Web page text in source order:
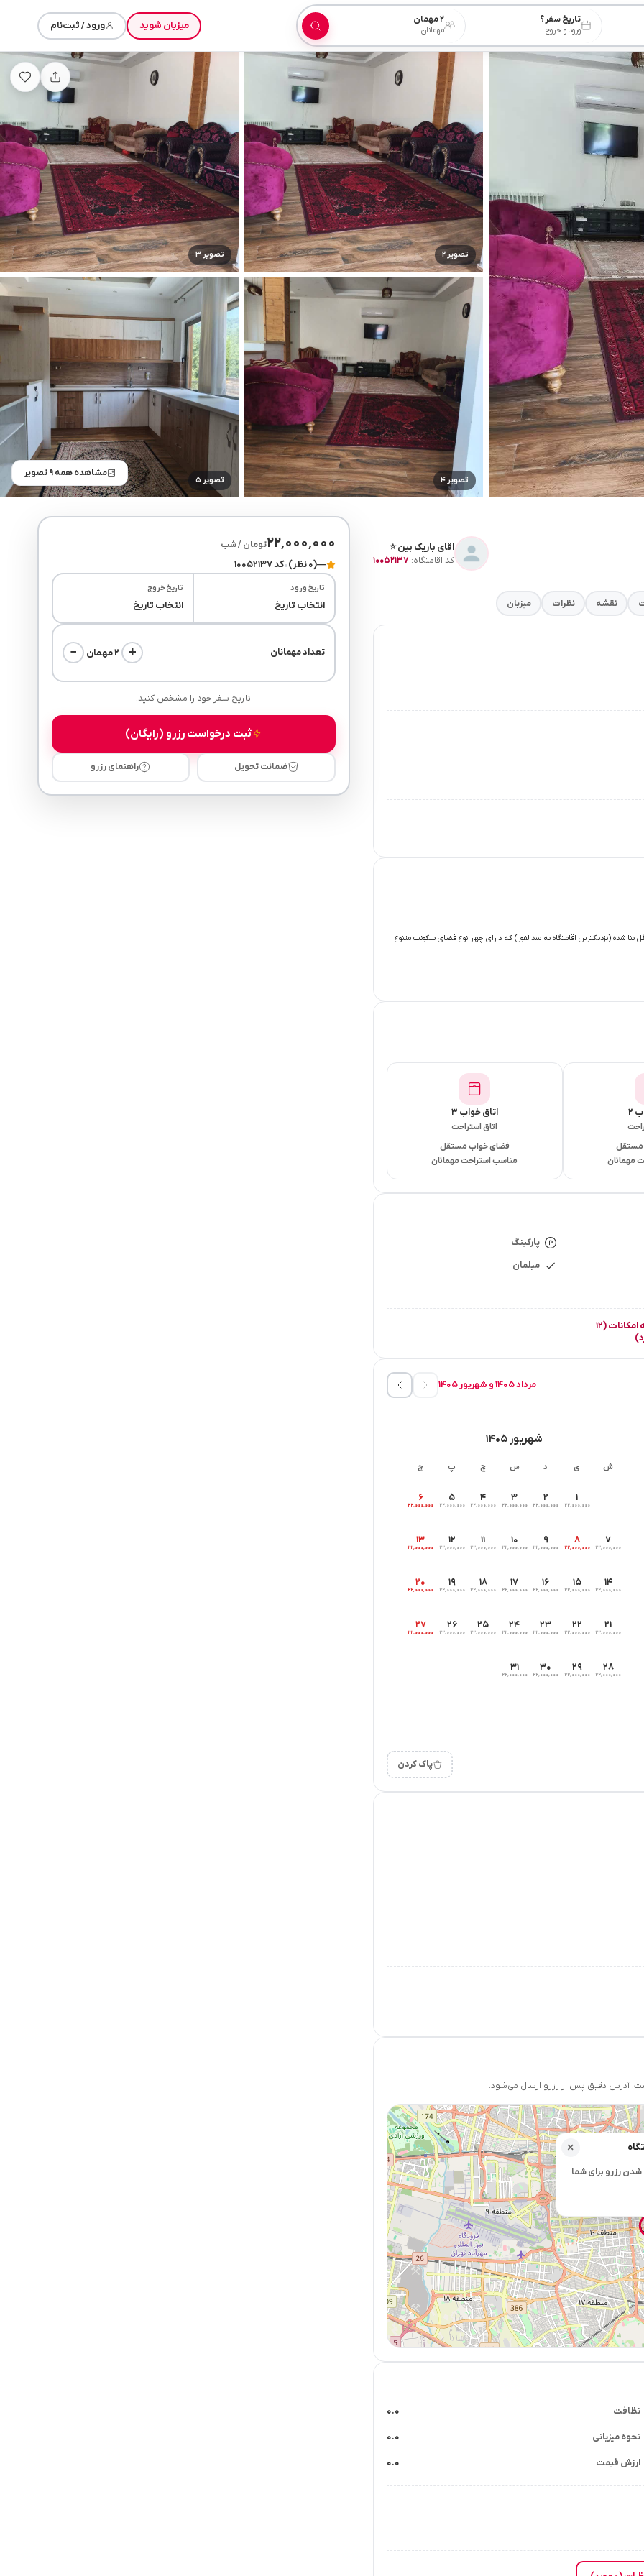
تاریخ سفر؟
ورود و خروج
۲ مهمان
مهمانان میزبان شوید ورود / ثبت‌نام
تصویر ۲ تصویر ۳
تصویر ۴ تصویر ۵
مشاهده همه ۹ تصویر
اقای باریک بین ⭐
کد اقامتگاه: ۱۰۰۵۲۱۳۷
نقشه نظرات میزبان
شده (نزديكترين اقامتگاه به سد لفور) كه داراي چهار نوع فضاي سكونت متنوع
۲
مستقل
مهمانان
اتاق خواب ۳
اتاق استراحت
فضای خواب مستقل
مناسب استراحت مهمانان
پارکینگ
مبلمان
مشاهده همه امکانات (۱۲
مرداد ۱۴۰۵ و شهریور ۱۴۰۵
شهریور ۱۴۰۵
ش ی د س چ پ ج
۱
۲۲٬۰۰۰٬۰۰۰
۲
۲۲٬۰۰۰٬۰۰۰
۳
۲۲٬۰۰۰٬۰۰۰
۴
۲۲٬۰۰۰٬۰۰۰
۵
۲۲٬۰۰۰٬۰۰۰
۶
۲۲٬۰۰۰٬۰۰۰
۷
۲۲٬۰۰۰٬۰۰۰
۸
۲۲٬۰۰۰٬۰۰۰
۹
۲۲٬۰۰۰٬۰۰۰
۱۰
۲۲٬۰۰۰٬۰۰۰
۱۱
۲۲٬۰۰۰٬۰۰۰
۱۲
۲۲٬۰۰۰٬۰۰۰
۱۳
۲۲٬۰۰۰٬۰۰۰
۱۴
۲۲٬۰۰۰٬۰۰۰
۱۵
۲۲٬۰۰۰٬۰۰۰
۱۶
۲۲٬۰۰۰٬۰۰۰
۱۷
۲۲٬۰۰۰٬۰۰۰
۱۸
۲۲٬۰۰۰٬۰۰۰
۱۹
۲۲٬۰۰۰٬۰۰۰
۲۰
۲۲٬۰۰۰٬۰۰۰
۲۱
۲۲٬۰۰۰٬۰۰۰
۲۲
۲۲٬۰۰۰٬۰۰۰
۲۳
۲۲٬۰۰۰٬۰۰۰
۲۴
۲۲٬۰۰۰٬۰۰۰
۲۵
۲۲٬۰۰۰٬۰۰۰
۲۶
۲۲٬۰۰۰٬۰۰۰
۲۷
۲۲٬۰۰۰٬۰۰۰
۲۸
۲۲٬۰۰۰٬۰۰۰
۲۹
۲۲٬۰۰۰٬۰۰۰
۳۰
۲۲٬۰۰۰٬۰۰۰
۳۱
۲۲٬۰۰۰٬۰۰۰
پاک کردن
آدرس دقیق پس از رزرو ارسال می‌شود.
رزرو برای شما
×
نظافت ۰.۰
نحوه میزبانی ۰.۰
ارزش قیمت ۰.۰
۲۲٬۰۰۰٬۰۰۰تومان / شب
—(۰ نظر) •کد ۱۰۰۵۲۱۳۷
تاریخ ورود
انتخاب تاریخ
تاریخ خروج
انتخاب تاریخ
تعداد مهمانان − ۲ مهمان +
تاریخ سفر خود را مشخص کنید.
ثبت درخواست رزرو (رایگان)
ضمانت تحویل راهنمای رزرو